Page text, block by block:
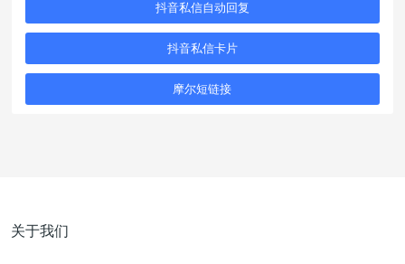
抖音私信自动回复
抖音私信卡片
摩尔短链接
关于我们